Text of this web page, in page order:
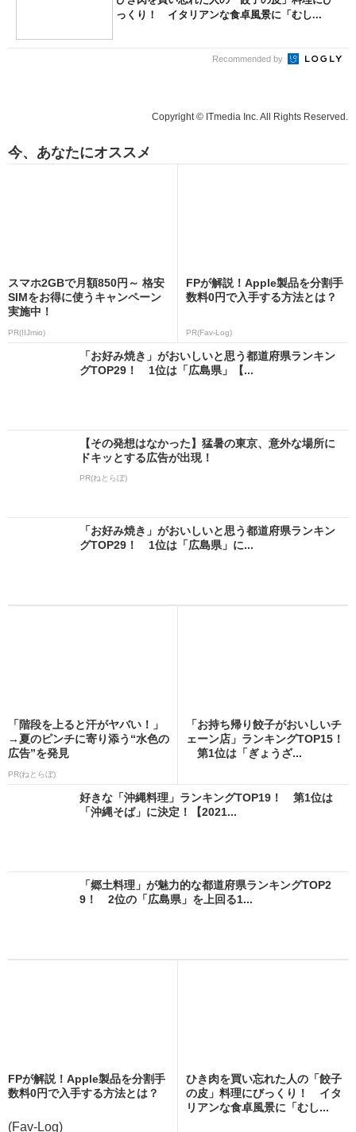
っくり！ イタリアンな食卓風景に「むし...
Recommended by
Copyright © ITmedia Inc. All Rights Reserved.
今、あなたにオススメ
スマホ2GBで月額850円～ 格安
SIMをお得に使うキャンペーン
実施中！
PR(IIJmio)
FPが解説！Apple製品を分割手
数料0円で入手する方法とは？
PR(Fav-Log)
「お好み焼き」がおいしいと思う都道府県ランキン
グTOP29！ 1位は「広島県」【...
【その発想はなかった】猛暑の東京、意外な場所に
ドキッとする広告が出現！
PR(ねとらぼ)
「お好み焼き」がおいしいと思う都道府県ランキン
グTOP29！ 1位は「広島県」に...
「階段を上ると汗がヤバい！」
→夏のピンチに寄り添う“水色の
広告”を発見
PR(ねとらぼ)
「お持ち帰り餃子がおいしいチ
ェーン店」ランキングTOP15！
第1位は「ぎょうざ...
好きな「沖縄料理」ランキングTOP19！ 第1位は
「沖縄そば」に決定！【2021...
「郷土料理」が魅力的な都道府県ランキングTOP2
9！ 2位の「広島県」を上回る1...
FPが解説！Apple製品を分割手
数料0円で入手する方法とは？
(Fav-Log)
ひき肉を買い忘れた人の「餃子
の皮」料理にびっくり！ イタ
リアンな食卓風景に「むし...